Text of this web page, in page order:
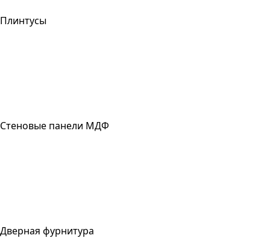
Плинтусы
Стеновые панели МДФ
Дверная фурнитура